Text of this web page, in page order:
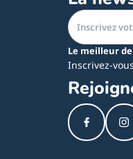
Le meilleur
Inscrivez-